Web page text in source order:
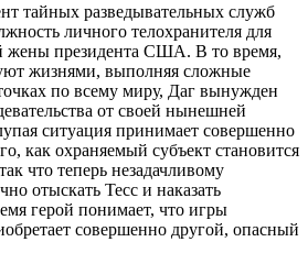
тайных разведывательных служб
личного телохранителя для
жены президента США. В то время,
жизнями, выполняя сложные
по всему миру, Даг вынужден
от своей нынешней
ситуация принимает совершенно
как охраняемый субъект становится
что теперь незадачливому
отыскать Тесс и наказать
герой понимает, что игры
совершенно другой, опасный